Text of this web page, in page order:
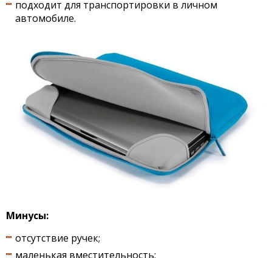
подходит для транспортировки в личном
автомобиле.
Минусы:
отсутствие ручек;
маленькая вместительность;